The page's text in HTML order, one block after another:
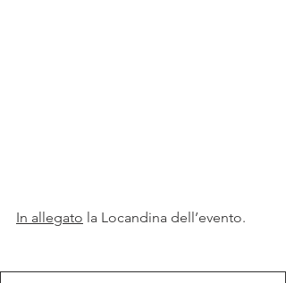
In allegato la Locandina dell’evento.